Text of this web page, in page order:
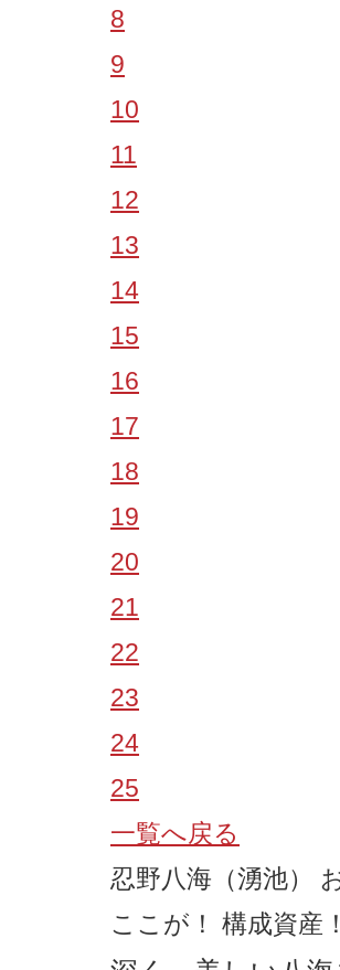
8
9
10
11
12
13
14
15
16
17
18
19
20
21
22
23
24
25
一覧へ戻る
忍野八海（湧池）
ここが！ 構成資産